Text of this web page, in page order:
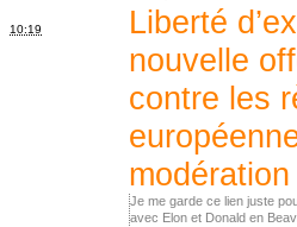
10:19
Liberté
nouvelle
contre les
Je me garde ce lien juste
avec Elon et Donald en